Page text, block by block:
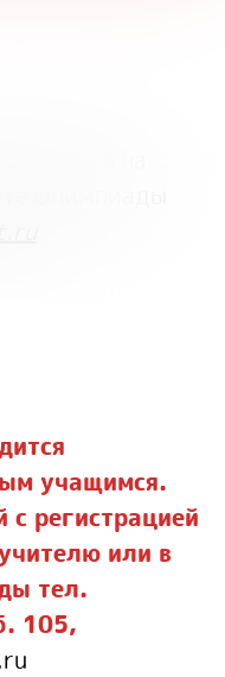
учащимся.
с регистрацией
или в
тел.
105,